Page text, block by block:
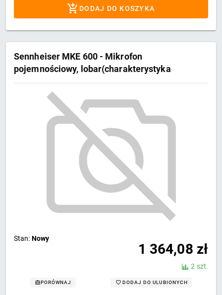
DODAJ DO KOSZYKA
Sennheiser MKE 600 - Mikrofon
pojemnościowy, lobar(charakterystyka
listkowa), wyposażony w filtr LowCut
Stan: Nowy
1 364,08 zł
2 szt.
PORÓWNAJ DODAJ DO ULUBIONYCH